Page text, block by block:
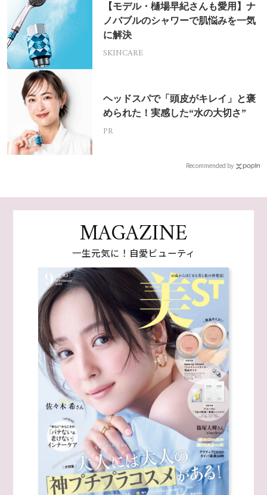
【モデル・樋場早紀さんも愛用】ナ
ノバブルのシャワーで肌悩みを一気
に解決
SKINCARE
ヘッドスパで「頭皮がキレイ」と褒
められた！実感した“水の大切さ”
PR
Recommended by
MAGAZINE
一生元気に！自愛ビューティ